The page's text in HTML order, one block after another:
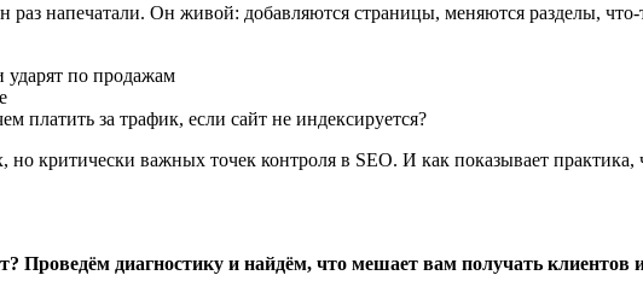
напечатали. Он живой: добавляются страницы, меняются разделы,
по продажам
платить за трафик, если сайт не индексируется?
критически важных точек контроля в SEO. И как показывает
Проведём диагностику и найдём, что мешает вам получать клиентов